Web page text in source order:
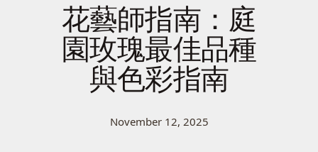
花藝師指南：庭
園玫瑰最佳品種
與色彩指南
November 12, 2025